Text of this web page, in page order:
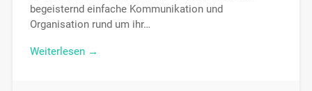
begeisternd einfache Kommunikation und
Organisation rund um ihr…
Weiterlesen →